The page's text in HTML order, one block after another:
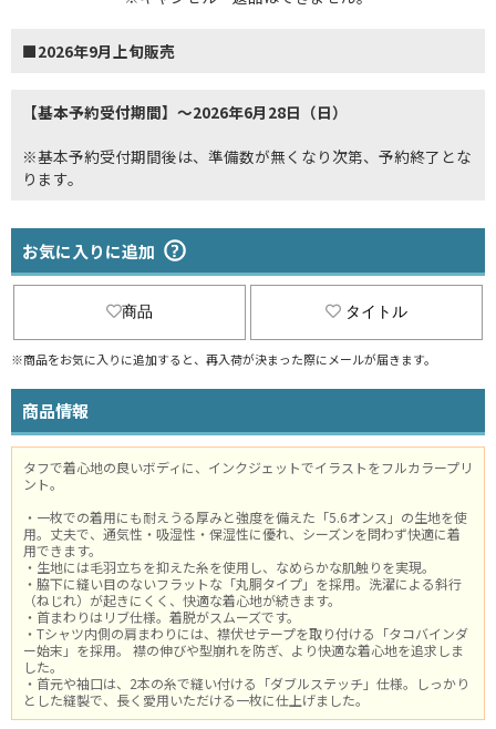
■2026年9月上旬販売
【基本予約受付期間】～2026年6月28日（日）
※基本予約受付期間後は、準備数が無くなり次第、予約終了とな
ります。
お気に入りに追加
商品 タイトル
※商品をお気に入りに追加すると、再入荷が決まった際にメールが届きます。
商品情報
タフで着心地の良いボディに、インクジェットでイラストをフルカラープリ
ント。
・一枚での着用にも耐えうる厚みと強度を備えた「5.6オンス」の生地を使
用。丈夫で、通気性・吸湿性・保湿性に優れ、シーズンを問わず快適に着
用できます。
・生地には毛羽立ちを抑えた糸を使用し、なめらかな肌触りを実現。
・脇下に縫い目のないフラットな「丸胴タイプ」を採用。洗濯による斜行
（ねじれ）が起きにくく、快適な着心地が続きます。
・首まわりはリブ仕様。着脱がスムーズです。
・Tシャツ内側の肩まわりには、襟伏せテープを取り付ける「タコバインダ
ー始末」を採用。 襟の伸びや型崩れを防ぎ、より快適な着心地を追求しま
した。
・首元や袖口は、2本の糸で縫い付ける「ダブルステッチ」仕様。しっかり
とした縫製で、長く愛用いただける一枚に仕上げました。